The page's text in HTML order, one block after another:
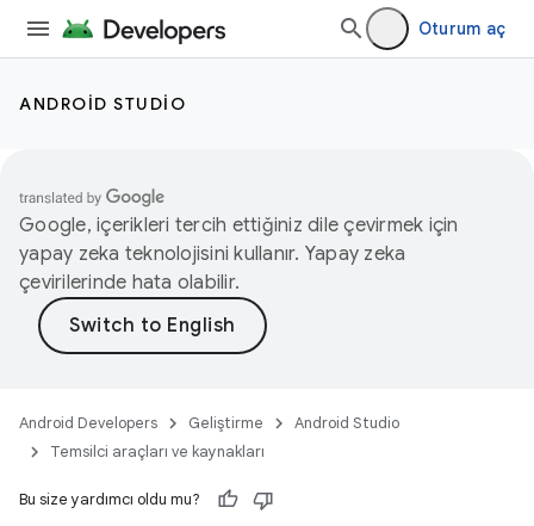
Oturum aç
ANDROID STUDIO
Google, içerikleri tercih ettiğiniz dile çevirmek için
yapay zeka teknolojisini kullanır. Yapay zeka
çevirilerinde hata olabilir.
Android Developers Geliştirme
Android Studio
Temsilci araçları ve kaynakları
Bu size yardımcı oldu mu?